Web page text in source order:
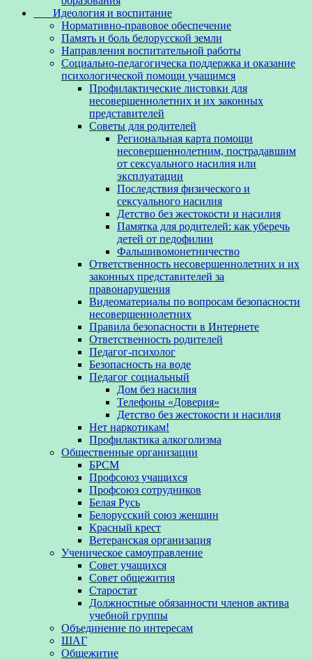
Идеология и воспитание
Нормативно-правовое обеспечение
Память и боль белорусской земли
Направления воспитательной работы
Социально-педагогическа поддержка и оказание
психологической помощи учащимся
Профилактические листовки для
несовершеннолетних и их законных
представителей
Советы для родителей
Региональная карта помощи
несовершеннолетним, пострадавшим
от сексуального насилия или
эксплуатации
Последствия физического и
сексуального насилия
Детство без жестокости и насилия
Памятка для родителей: как уберечь
детей от педофилии
Фальшивомонетничество
Ответственность несовершеннолетних и их
законных представителей за
правонарушения
Видеоматериалы по вопросам безопасности
несовершеннолетних
Правила безопасности в Интернете
Ответственность родителей
Педагог-психолог
Безопасность на воде
Педагог социальный
Дом без насилия
Телефоны «Доверия»
Детство без жестокости и насилия
Нет наркотикам!
Профилактика алкоголизма
Общественные организации
БРСМ
Профсоюз учащихся
Профсоюз сотрудников
Белая Русь
Белорусский союз женщин
Красный крест
Ветеранская организация
Ученическое самоуправление
Совет учащихся
Совет общежития
Старостат
Должностные обязанности членов актива
учебной группы
Объединение по интересам
ШАГ
Общежитие